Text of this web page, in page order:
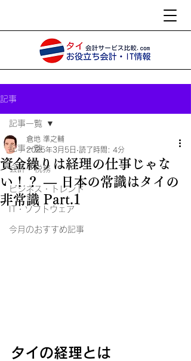
記事
記事一覧
会計・税務
ビジネス・トレンド
IT・ソフトウェア
今月のおすすめ記事
記事一覧
資金繰りは経理の仕事じゃな
い！？ ― 日本の常識はタイの
非常識 Part.1
倉地 準之輔
2025年3月5日 読了時間: 4分
タイの経理とは